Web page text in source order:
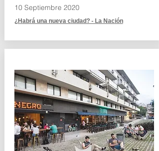
10 Septiembre 2020
¿Habrá una nueva ciudad? - La Nación